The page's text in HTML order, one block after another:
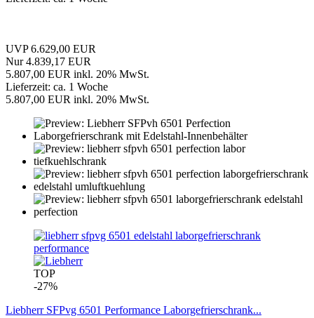
UVP 6.629,00 EUR
Nur 4.839,17 EUR
5.807,00 EUR inkl. 20% MwSt.
Lieferzeit: ca. 1 Woche
5.807,00 EUR inkl. 20% MwSt.
TOP
-27%
Liebherr SFPvg 6501 Performance Laborgefrierschrank...